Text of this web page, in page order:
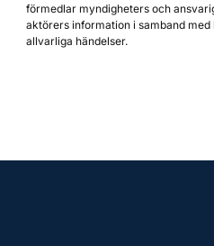
förmedlar myndigheters och
aktörers information i samband
allvarliga händelser.